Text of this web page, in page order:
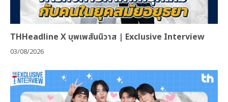
THHeadline X บุพเพสันนิวาส | Exclusive Interview
03/08/2026